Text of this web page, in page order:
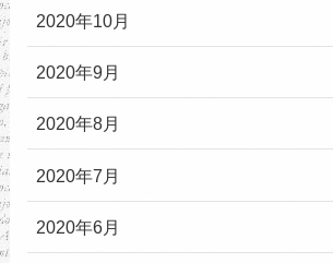
2020年10月
2020年9月
2020年8月
2020年7月
2020年6月